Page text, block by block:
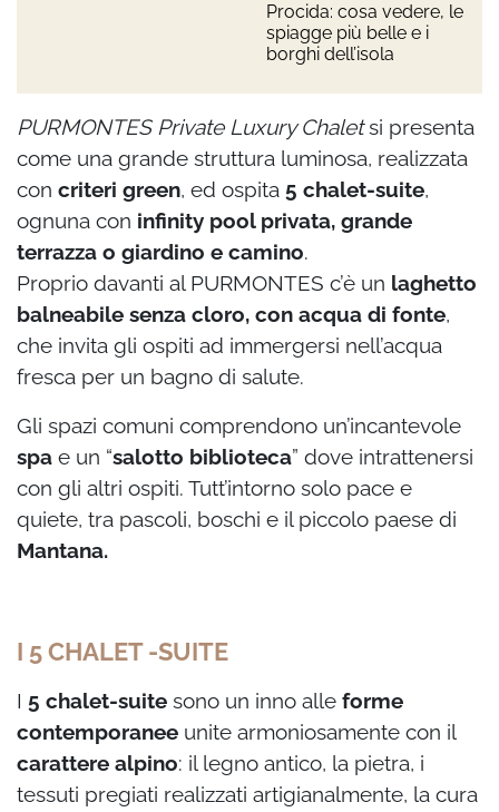
Procida: cosa vedere, le
spiagge più belle e i
borghi dell’isola
PURMONTES Private Luxury Chaletsi presenta
come una grande struttura luminosa, realizzata
con criteri green, ed ospita 5 chalet-suite,
ognuna con infinity pool privata, grande
terrazza o giardino e camino.
Proprio davanti al PURMONTES c’è un laghetto
balneabile senza cloro, con acqua di fonte,
che invita gli ospiti ad immergersi nell’acqua
fresca per un bagno di salute.
Gli spazi comuni comprendono un’incantevole
spa e un “salotto biblioteca” dove intrattenersi
con gli altri ospiti. Tutt’intorno solo pace e
quiete, tra pascoli, boschi e il piccolo paese di
Mantana.
I 5 CHALET -SUITE
I 5 chalet-suite sono un inno alle forme
contemporanee unite armoniosamente con il
carattere alpino: il legno antico, la pietra, i
tessuti pregiati realizzati artigianalmente, la cura